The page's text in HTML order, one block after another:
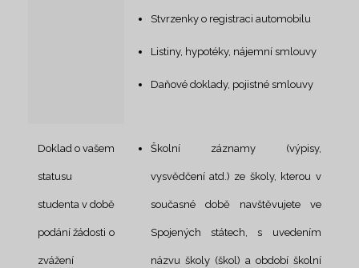
Stvrzenky o registraci automobilu
Listiny, hypotéky, nájemní smlouvy
Daňové doklady, pojistné smlouvy
Doklad o vašem
statusu
studenta v době
podání žádosti o
zvážení
Školní záznamy (výpisy,
vysvědčení atd.) ze školy, kterou v
současné době navštěvujete ve
Spojených státech, s uvedením
názvu školy (škol) a období školní